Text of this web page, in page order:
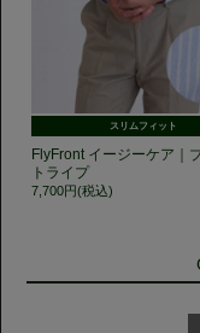
スリムフィット
FlyFront イージーケア｜
トライプ
7,700円(税込)